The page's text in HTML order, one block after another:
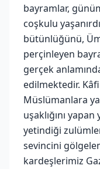
bayramlar,
coşkulu
bütünlüğünü,
perçinleyen
gerçek
edilmektedir.
Müslümanlara
uşaklığını
yetindiği
sevincini
kardeşlerimiz